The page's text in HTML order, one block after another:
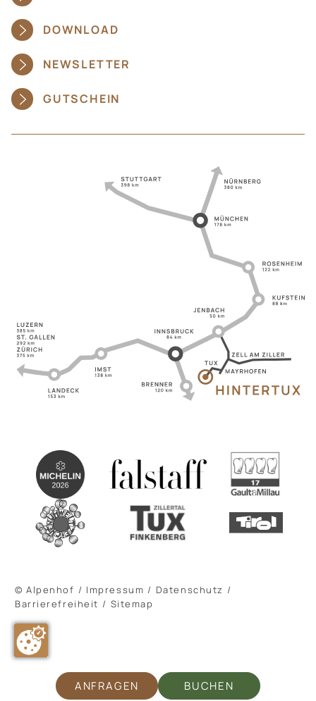
ANFRAGEN BUCHEN
DOWNLOAD
NEWSLETTER
GUTSCHEIN
© Alpenhof / Impressum / Datenschutz /
Barrierefreiheit / Sitemap